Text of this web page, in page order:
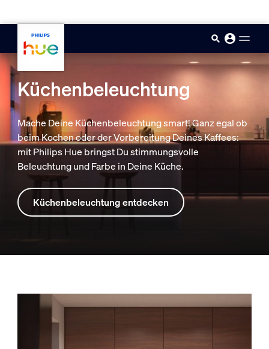
Küchenbeleuchtung
Mache Deine Küchenbeleuchtung smart! Ganz egal ob
beim Kochen oder der Vorbereitung Deines Kaffees:
mit Philips Hue bringst Du stimmungsvolle
Beleuchtung und Farbe in Deine Küche.
Küchenbeleuchtung entdecken